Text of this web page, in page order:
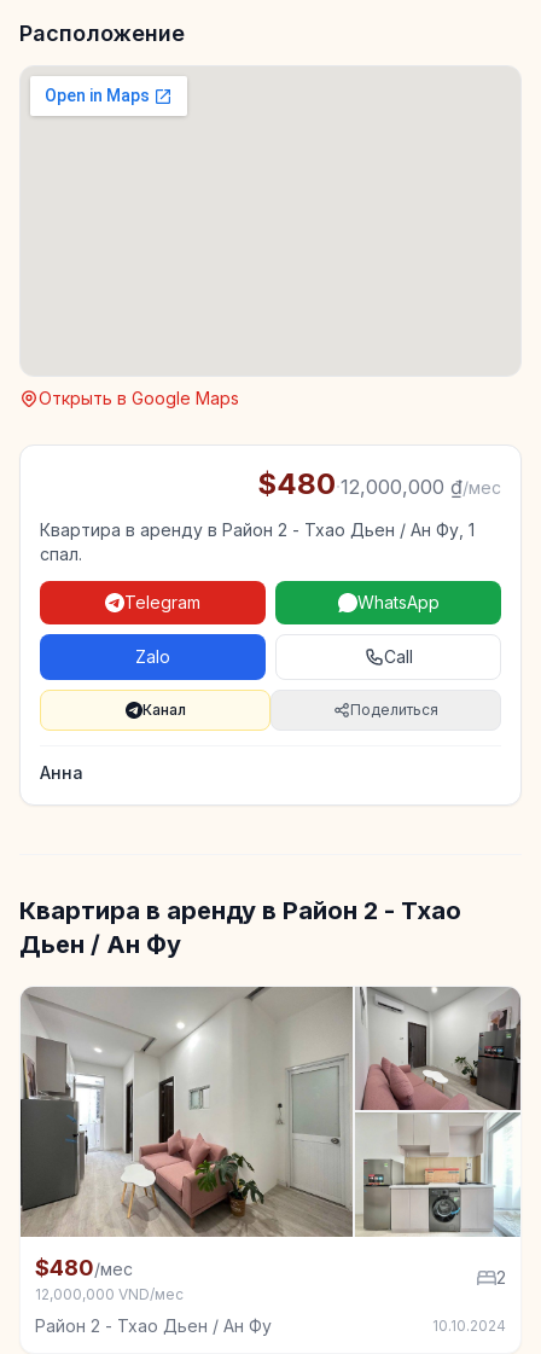
Расположение
Открыть в Google Maps
$480·12,000,000 ₫/мес
Квартира в аренду в Район 2 - Тхао Дьен / Ан Фу, 1
спал.
Telegram WhatsApp
Zalo Call
Канал Поделиться
Анна
Квартира в аренду в Район 2 - Тхао
Дьен / Ан Фу
Квартира в аренду в Район 2 - Тхао Дьен / Ан Фу,
$480/мес
12,000,000 VND/мес
2
Район 2 - Тхао Дьен / Ан Фу 10.10.2024